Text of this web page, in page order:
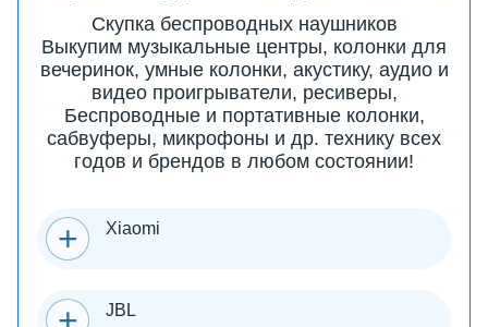
Скупка беспроводных наушников
Выкупим музыкальные центры, колонки для
вечеринок, умные колонки, акустику, аудио и
видео проигрыватели, ресиверы,
Беспроводные и портативные колонки,
сабвуферы, микрофоны и др. технику всех
годов и брендов в любом состоянии!
Xiaomi
JBL